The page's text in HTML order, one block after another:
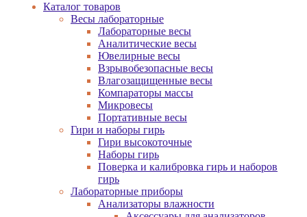
Каталог товаров
Весы лабораторные
Лабораторные весы
Аналитические весы
Ювелирные весы
Взрывобезопасные весы
Влагозащищенные весы
Компараторы массы
Микровесы
Портативные весы
Гири и наборы гирь
Гири высокоточные
Наборы гирь
Поверка и калибровка гирь и наборов
гирь
Лабораторные приборы
Анализаторы влажности